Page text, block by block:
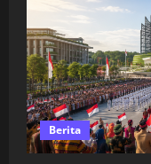
Berita